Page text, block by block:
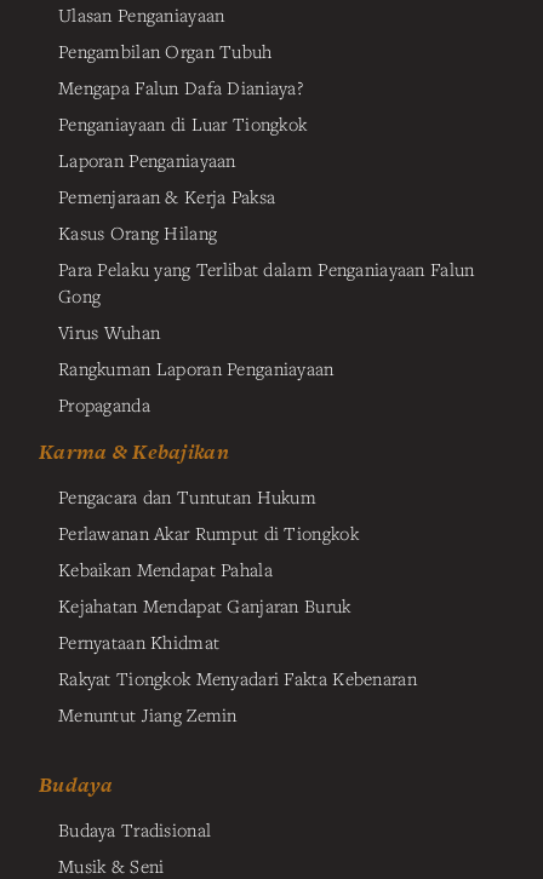
Ulasan Penganiayaan
Pengambilan Organ Tubuh
Mengapa Falun Dafa Dianiaya?
Penganiayaan di Luar Tiongkok
Laporan Penganiayaan
Pemenjaraan & Kerja Paksa
Kasus Orang Hilang
Para Pelaku yang Terlibat dalam Penganiayaan Falun
Gong
Virus Wuhan
Rangkuman Laporan Penganiayaan
Propaganda
Karma & Kebajikan
Pengacara dan Tuntutan Hukum
Perlawanan Akar Rumput di Tiongkok
Kebaikan Mendapat Pahala
Kejahatan Mendapat Ganjaran Buruk
Pernyataan Khidmat
Rakyat Tiongkok Menyadari Fakta Kebenaran
Menuntut Jiang Zemin
Budaya
Budaya Tradisional
Musik & Seni